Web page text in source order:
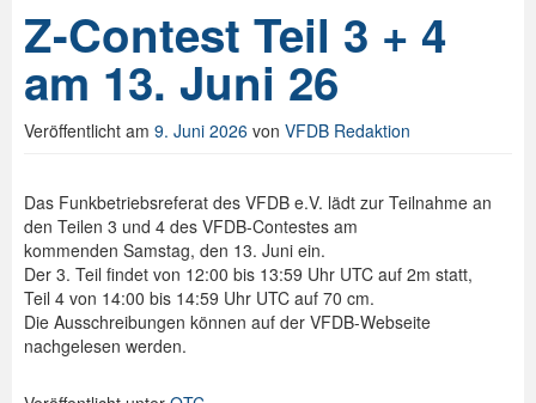
Z-Contest Teil 3 + 4
am 13. Juni 26
Veröffentlicht am 9. Juni 2026 von VFDB Redaktion
Das Funkbetriebsreferat des VFDB e.V. lädt zur Teilnahme an
den Teilen 3 und 4 des VFDB-Contestes am
kommenden Samstag, den 13. Juni ein.
Der 3. Teil findet von 12:00 bis 13:59 Uhr UTC auf 2m statt,
Teil 4 von 14:00 bis 14:59 Uhr UTC auf 70 cm.
Die Ausschreibungen können auf der VFDB-Webseite
nachgelesen werden.